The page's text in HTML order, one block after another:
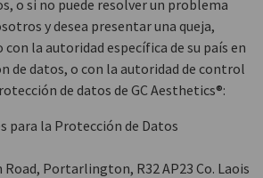
o si no puede resolver un problema
y desea presentar una queja,
la autoridad específica de su país en
de datos, o con la autoridad de control
de datos de GC Aesthetics®:
para la Protección de Datos
Portarlington, R32 AP23 Co. Laois